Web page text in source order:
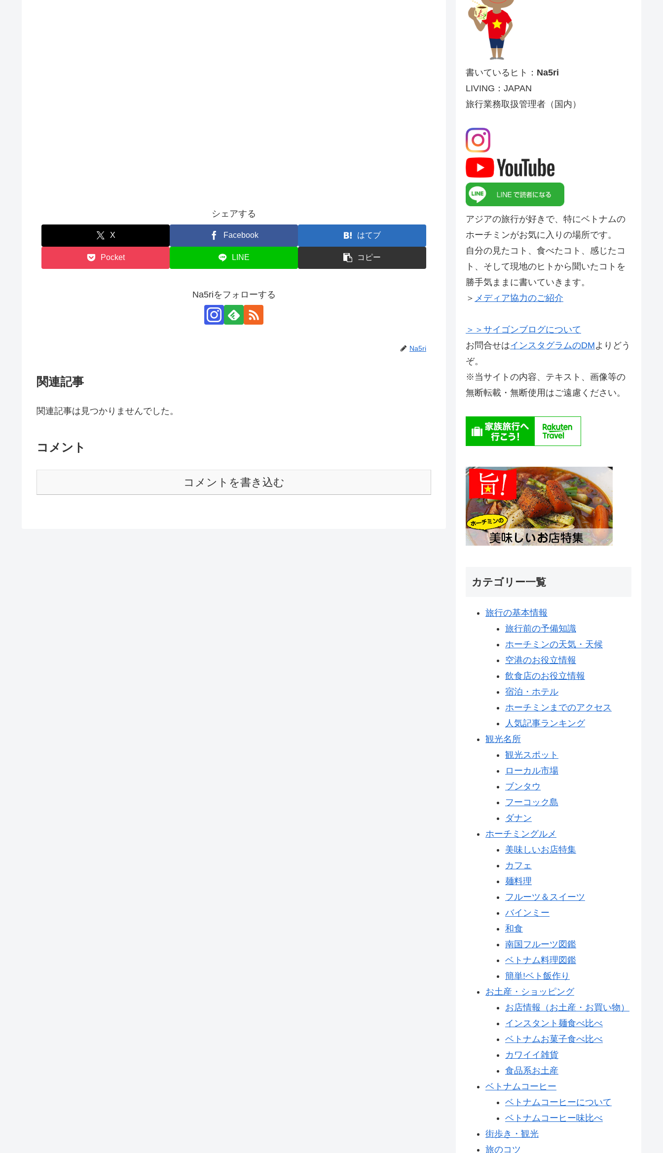
シェアする
X Facebook はてブ
Pocket LINE コピー
Na5riをフォローする
Na5ri
関連記事
関連記事は見つかりませんでした。
コメント
コメントを書き込む
書いているヒト： Na5ri
LIVING：JAPAN
旅行業務取扱管理者（国内）
アジアの旅行が好きで、特にベトナムの
ホーチミンがお気に入りの場所です。
自分の見たコト、食べたコト、感じたコ
ト、そして現地のヒトから聞いたコトを
勝手気ままに書いていきます。
＞ メディア協力のご紹介
＞＞サイゴンブログについて
お問合せはインスタグラムのDMよりどう
ぞ。
※当サイトの内容、テキスト、画像等の
無断転載・無断使用はご遠慮ください。
カテゴリー一覧
旅行の基本情報
旅行前の予備知識
ホーチミンの天気・天候
空港のお役立情報
飲食店のお役立情報
宿泊・ホテル
ホーチミンまでのアクセス
人気記事ランキング
観光名所
観光スポット
ローカル市場
ブンタウ
フーコック島
ダナン
ホーチミングルメ
美味しいお店特集
カフェ
麺料理
フルーツ＆スイーツ
バインミー
和食
南国フルーツ図鑑
ベトナム料理図鑑
簡単!ベト飯作り
お土産・ショッピング
お店情報（お土産・お買い物）
インスタント麺食べ比べ
ベトナムお菓子食べ比べ
カワイイ雑貨
食品系お土産
ベトナムコーヒー
ベトナムコーヒーについて
ベトナムコーヒー味比べ
街歩き・観光
旅のコツ